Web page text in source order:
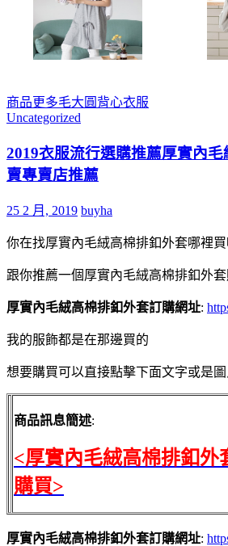
商品更多毛大圓 背心衣服
Uncategorized
2019衣服流行選購推薦厚實內
賣專賣店推薦
25 2 月, 2019 buyha
你在找厚實內毛絨高棉排釦外套哪裡買
跟你推薦一個厚實內毛絨高棉排釦外
厚實內毛絨高棉排釦外套訂購網址:
我的服飾都是在那邊買的
想要購買可以直接點擊下面文字或是
商品訊息簡述:
<厚實內毛絨高棉排釦外
購買>
厚實內毛絨高棉排釦外套訂購網址: